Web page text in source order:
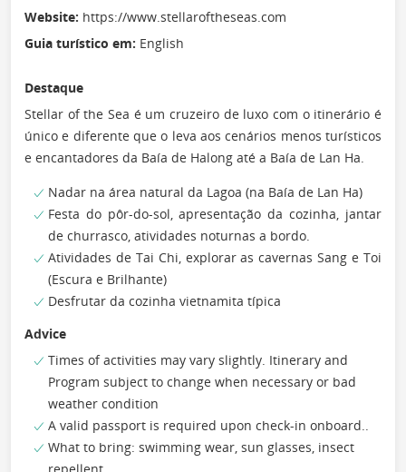
Website: https://www.stellaroftheseas.com
Guia turístico em: English
Destaque
Stellar of the Sea é um cruzeiro de luxo com o itinerário é
único e diferente que o leva aos cenários menos turísticos
e encantadores da Baía de Halong até a Baía de Lan Ha.
Nadar na área natural da Lagoa (na Baía de Lan Ha)
Festa do pôr-do-sol, apresentação da cozinha, jantar
de churrasco, atividades noturnas a bordo.
Atividades de Tai Chi, explorar as cavernas Sang e Toi
(Escura e Brilhante)
Desfrutar da cozinha vietnamita típica
Advice
Times of activities may vary slightly. Itinerary and
Program subject to change when necessary or bad
weather condition
A valid passport is required upon check-in onboard..
What to bring: swimming wear, sun glasses, insect